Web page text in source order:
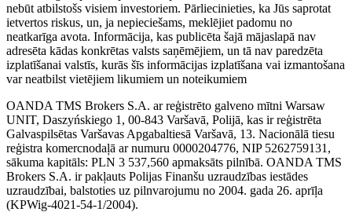
nebūt atbilstošs visiem investoriem. Pārliecinieties, ka Jūs saprotat
ietvertos riskus, un, ja nepieciešams, meklējiet padomu no
neatkarīga avota. Informācija, kas publicēta šajā mājaslapā nav
adresēta kādas konkrētas valsts saņēmējiem, un tā nav paredzēta
izplatīšanai valstīs, kurās šīs informācijas izplatīšana vai izmantošana
var neatbilst vietējiem likumiem un noteikumiem
OANDA TMS Brokers S.A. ar reģistrēto galveno mītni Warsaw
UNIT, Daszyńskiego 1, 00-843 Varšavā, Polijā, kas ir reģistrēta
Galvaspilsētas Varšavas Apgabaltiesā Varšavā, 13. Nacionālā tiesu
reģistra komercnodaļā ar numuru 0000204776, NIP 5262759131,
sākuma kapitāls: PLN 3 537,560 apmaksāts pilnībā. OANDA TMS
Brokers S.A. ir pakļauts Polijas Finanšu uzraudzības iestādes
uzraudzībai, balstoties uz pilnvarojumu no 2004. gada 26. aprīļa
(KPWig-4021-54-1/2004).